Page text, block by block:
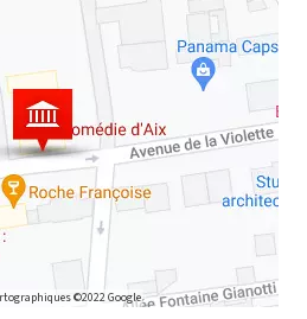
©2022 Google